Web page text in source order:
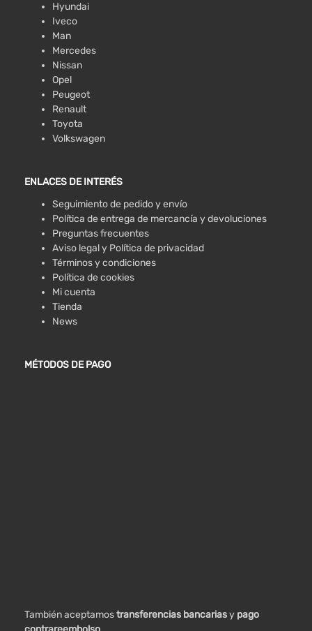
Hyundai
Iveco
Man
Mercedes
Nissan
Opel
Peugeot
Renault
Toyota
Volkswagen
ENLACES DE INTERÉS
Seguimiento de pedido y envío
Política de entrega de mercancía y devoluciones
Preguntas frecuentes
Aviso legal y Política de privacidad
Términos y condiciones
Política de cookies
Mi cuenta
Tienda
News
MÉTODOS DE PAGO
También aceptamostransferencias bancariasy pago